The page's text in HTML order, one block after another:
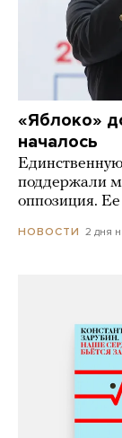
«Яблоко»
началось
поддержали
оппозиция.
НОВОСТИ 2 дня